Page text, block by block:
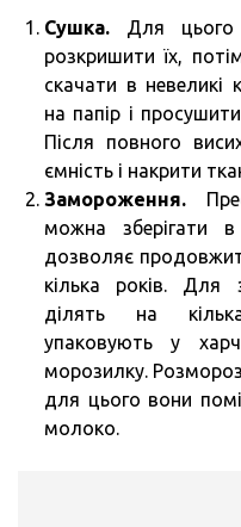
Сушка. Для цього
розкришити їх,
скачати в невеликі
на папір і
Після повного
ємність і накрити
Замороження.
можна зберігати
дозволяє
кілька років. Для
ділять на
упаковують у
морозилку.
для цього вони
молоко.